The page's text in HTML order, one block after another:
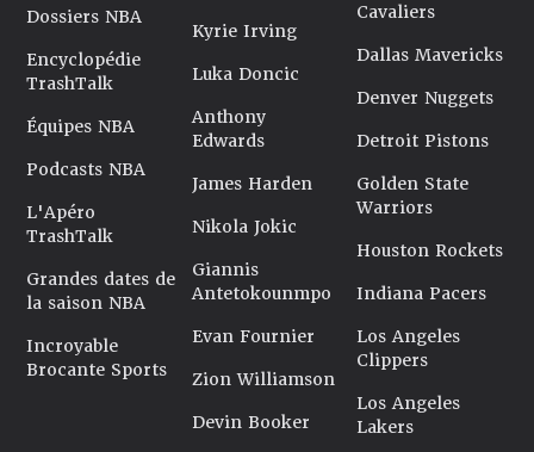
Dossiers NBA
Encyclopédie
TrashTalk
Équipes NBA
Podcasts NBA
L'Apéro
TrashTalk
Grandes dates de
la saison NBA
Incroyable
Brocante Sports
Kyrie Irving
Luka Doncic
Anthony
Edwards
James Harden
Nikola Jokic
Giannis
Antetokounmpo
Evan Fournier
Zion Williamson
Devin Booker
Cavaliers
Dallas Mavericks
Denver Nuggets
Detroit Pistons
Golden State
Warriors
Houston Rockets
Indiana Pacers
Los Angeles
Clippers
Los Angeles
Lakers